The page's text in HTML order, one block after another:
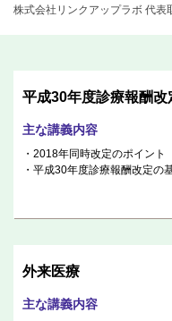
株式会社リンクアップラボ 代表
平成30年度診療報酬改
主な講義内容
2018年同時改定のポイント
平成30年度診療報酬改定の
外来医療
主な講義内容